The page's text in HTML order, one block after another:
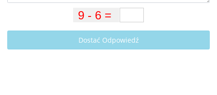
Dostać Odpowiedź